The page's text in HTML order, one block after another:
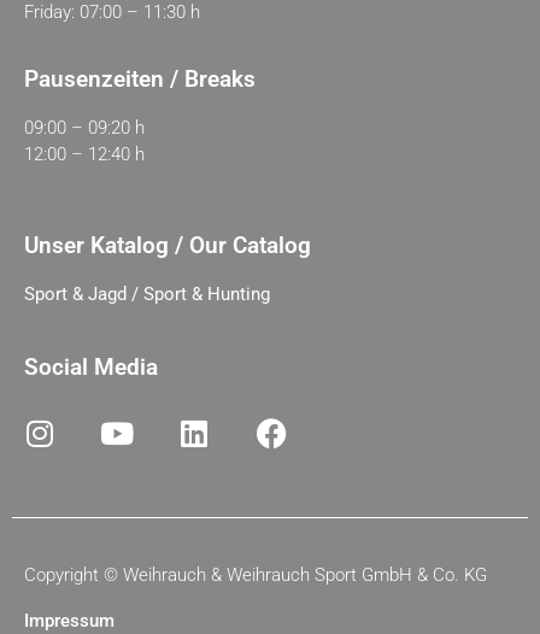
Friday: 07:00 – 11:30 h
Pausenzeiten / Breaks
09:00 – 09:20 h
12:00 – 12:40 h
Unser Katalog / Our Catalog
Sport & Jagd / Sport & Hunting
Social Media
Copyright © Weihrauch & Weihrauch Sport GmbH & Co. KG
Impressum